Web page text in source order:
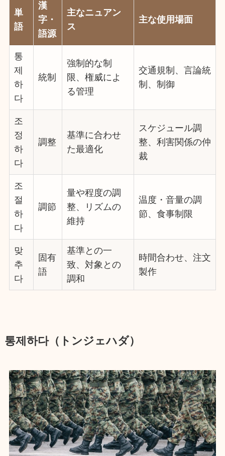
単
語
漢
字・
語源
主なニュアン
ス
主な使用場面
통
제
하
다
統制
強制的な制
限、権威によ
る管理
交通規制、言論統
制、制御
조
정
하
다
調整
基準に合わせ
た最適化
スケジュール調
整、利害関係の仲
裁
조
절
하
다
調節
量や程度の調
整、リズムの
維持
温度・音量の調
節、食事制限
맞
추
다
固有
語
基準との一
致、対象との
調和
時間合わせ、注文
製作
통제하다（トンジェハダ）